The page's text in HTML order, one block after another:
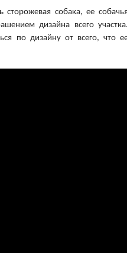
сторожевая собака, ее
дизайна всего
по дизайну от всего, что